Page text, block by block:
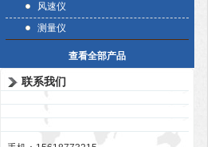
风速仪
测量仪
查看全部产品
联系我们